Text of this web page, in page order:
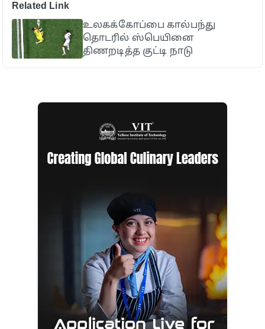
Related Link
உலகக்கோப்பை கால்பந்து
தொடரில் ஸ்பெயினை
திணறடித்த குட்டி நாடு